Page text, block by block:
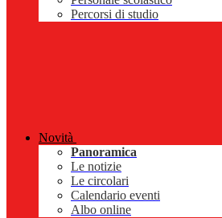
Percorsi di studio
Novità
Panoramica
Le notizie
Le circolari
Calendario eventi
Albo online